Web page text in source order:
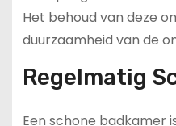
Het behoud van deze
duurzaamheid van de
Regelmatig
Een schone badkamer